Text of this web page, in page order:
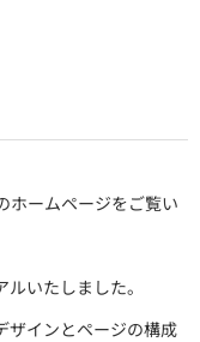
ホームページをご覧い
いたしました。
ザインとページの構成